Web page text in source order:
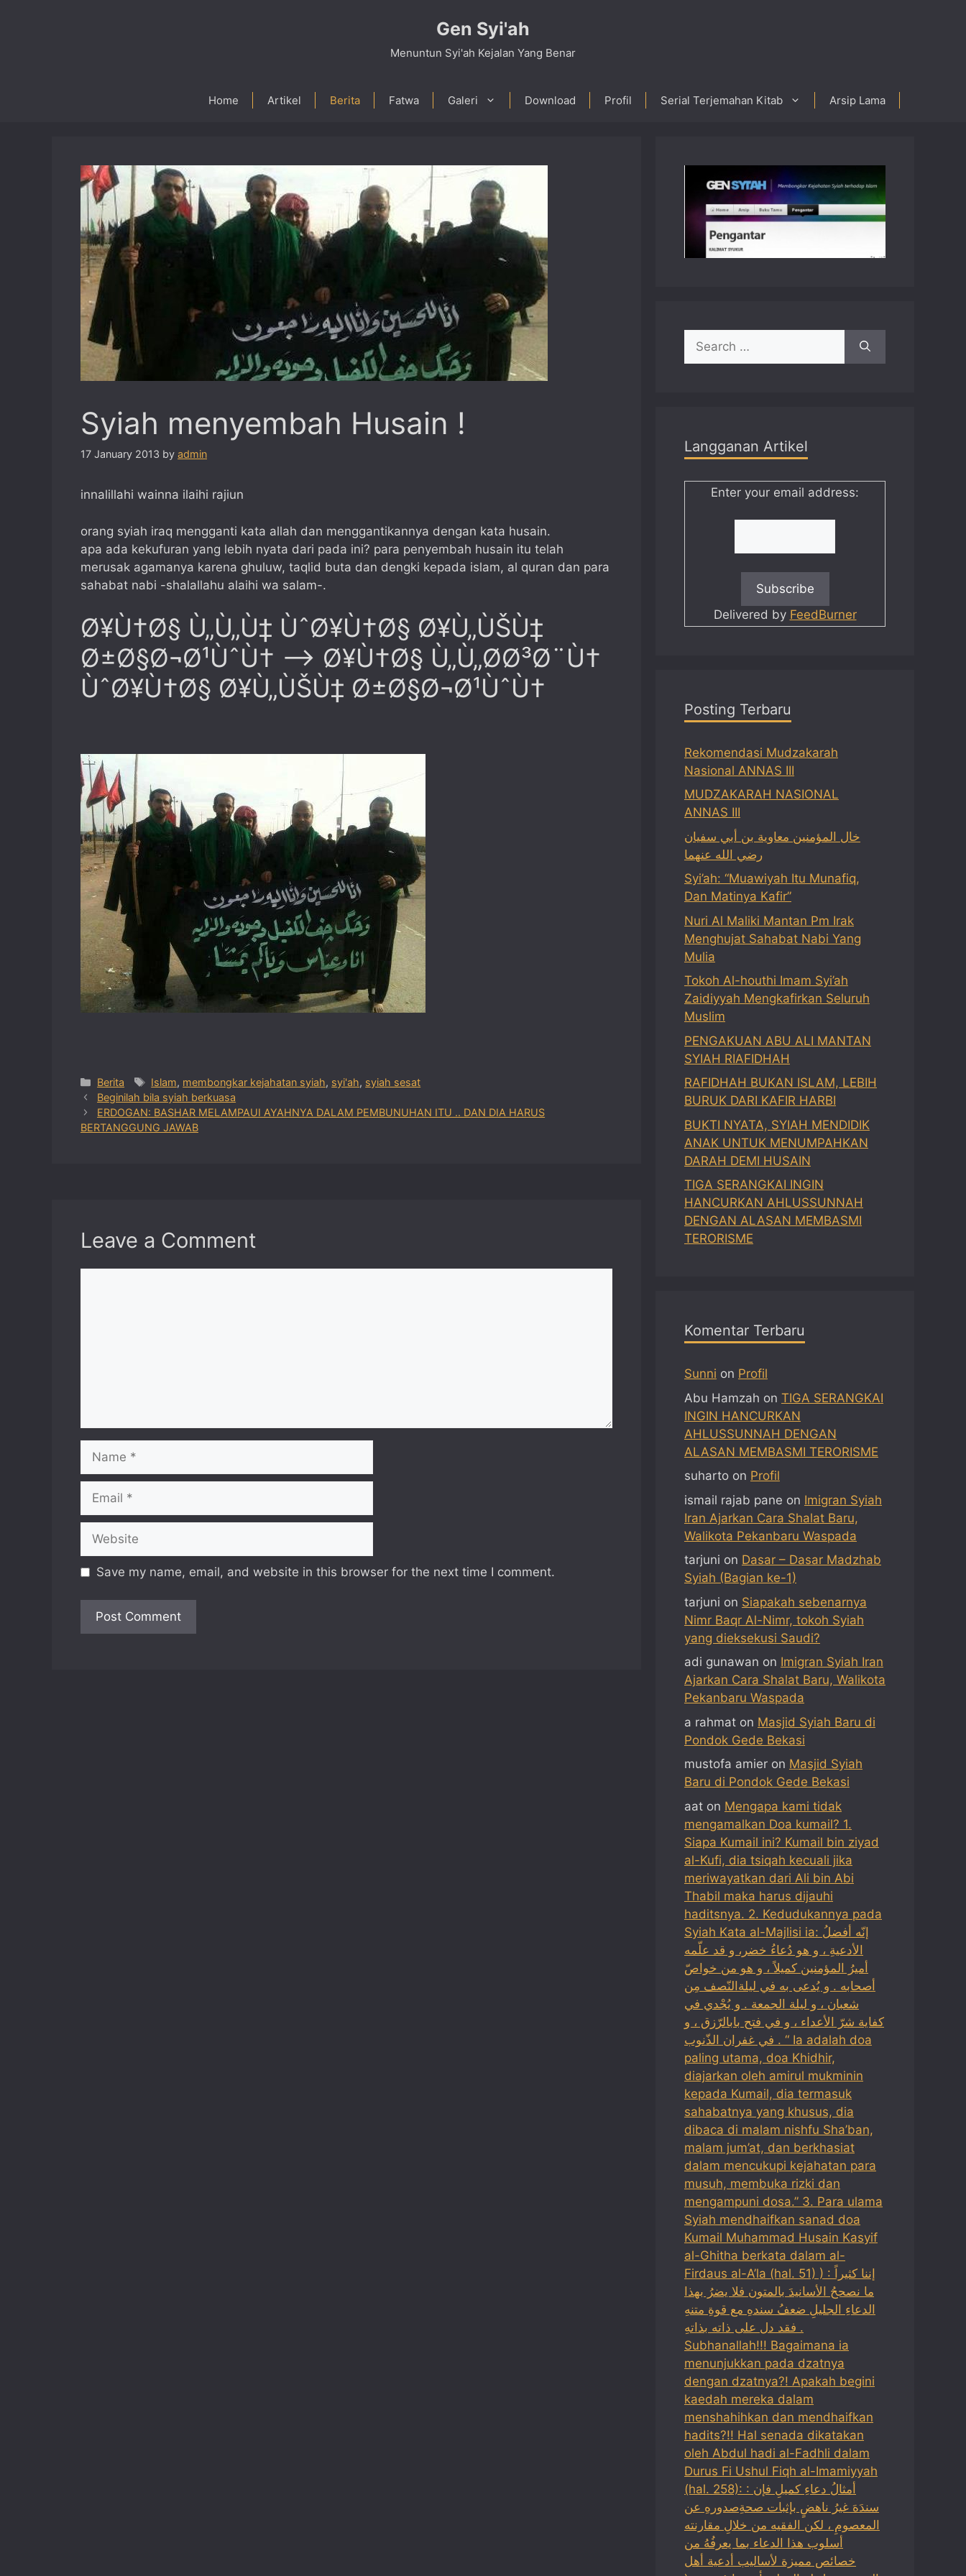
Gen Syi'ah
Menuntun Syi'ah Kejalan Yang Benar
Home Artikel Berita Fatwa Galeri Download Profil Serial Terjemahan Kitab Arsip Lama
Syiah menyembah Husain !
17 January 2013 by admin
innalillahi wainna ilaihi rajiun
orang syiah iraq mengganti kata allah dan menggantikannya dengan kata husain.
apa ada kekufuran yang lebih nyata dari pada ini? para penyembah husain itu telah
merusak agamanya karena ghuluw, taqlid buta dan dengki kepada islam, al quran dan para
sahabat nabi -shalallahu alaihi wa salam-.
Ø¥Ù†Ø§ Ù„Ù„Ù‡ ÙˆØ¥Ù†Ø§ Ø¥Ù„ÙŠÙ‡
Ø±Ø§Ø¬Ø¹ÙˆÙ† —> Ø¥Ù†Ø§ Ù„Ù„Ø­Ø³Ø¨Ù†
ÙˆØ¥Ù†Ø§ Ø¥Ù„ÙŠÙ‡ Ø±Ø§Ø¬Ø¹ÙˆÙ†
Categories
Berita Tags
Islam, membongkar kejahatan syiah, syi'ah, syiah sesat
Beginilah bila syiah berkuasa
ERDOGAN: BASHAR MELAMPAUI AYAHNYA DALAM PEMBUNUHAN ITU .. DAN DIA HARUS
BERTANGGUNG JAWAB
Leave a Comment
Name
Email
Website
Save my name, email, and website in this browser for the next time I comment.
for:
Langganan Artikel
Enter your email address:
Delivered by FeedBurner
Posting Terbaru
Rekomendasi Mudzakarah
Nasional ANNAS III
MUDZAKARAH NASIONAL
ANNAS III
خال المؤمنين معاوية بن أبي سفيان
رضي الله عنهما
Syi’ah: “Muawiyah Itu Munafiq,
Dan Matinya Kafir”
Nuri Al Maliki Mantan Pm Irak
Menghujat Sahabat Nabi Yang
Mulia
Tokoh Al-houthi Imam Syi’ah
Zaidiyyah Mengkafirkan Seluruh
Muslim
PENGAKUAN ABU ALI MANTAN
SYIAH RIAFIDHAH
RAFIDHAH BUKAN ISLAM, LEBIH
BURUK DARI KAFIR HARBI
BUKTI NYATA, SYIAH MENDIDIK
ANAK UNTUK MENUMPAHKAN
DARAH DEMI HUSAIN
TIGA SERANGKAI INGIN
HANCURKAN AHLUSSUNNAH
DENGAN ALASAN MEMBASMI
TERORISME
Komentar Terbaru
Sunni on Profil
Abu Hamzah on TIGA SERANGKAI
INGIN HANCURKAN
AHLUSSUNNAH DENGAN
ALASAN MEMBASMI TERORISME
suharto on Profil
ismail rajab pane on Imigran Syiah
Iran Ajarkan Cara Shalat Baru,
Walikota Pekanbaru Waspada
tarjuni on Dasar – Dasar Madzhab
Syiah (Bagian ke-1)
tarjuni on Siapakah sebenarnya
Nimr Baqr Al-Nimr, tokoh Syiah
yang dieksekusi Saudi?
adi gunawan on Imigran Syiah Iran
Ajarkan Cara Shalat Baru, Walikota
Pekanbaru Waspada
a rahmat on Masjid Syiah Baru di
Pondok Gede Bekasi
mustofa amier on Masjid Syiah
Baru di Pondok Gede Bekasi
aat on Mengapa kami tidak
mengamalkan Doa kumail? 1.
Siapa Kumail ini? Kumail bin ziyad
al-Kufi, dia tsiqah kecuali jika
meriwayatkan dari Ali bin Abi
Thabil maka harus dijauhi
haditsnya. 2. Kedudukannya pada
Syiah Kata al-Majlisi ia: إنّه أفضلُ
الأدعيةِ ، و هو دُعاءُ خضر، و قد علّمه
أميرُ المؤمنين كميلاً ، و هو من خواصّ
أصحابه . و يُدعى به في ليلةالنّصف مِن
شعبان ، و ليلة الجمعة . و يُجْدي في
كفاية شرّ الأعداء ، و في فتح بابالرّزق ، و
في غفران الذّنوب . “ Ia adalah doa
paling utama, doa Khidhir,
diajarkan oleh amirul mukminin
kepada Kumail, dia termasuk
sahabatnya yang khusus, dia
dibaca di malam nishfu Sha’ban,
malam jum’at, dan berkhasiat
dalam mencukupi kejahatan para
musuh, membuka rizki dan
mengampuni dosa.” 3. Para ulama
Syiah mendhaifkan sanad doa
Kumail Muhammad Husain Kasyif
al-Ghitha berkata dalam al-
Firdaus al-A’la (hal. 51) ) : إننا كثيراً
ما نصححُ الأسانيدَ بالمتون فلا يضرُ بهذا
الدعاءِ الجليلِ ضعفُ سندهِ مع قوةِ متنهِ
فقد دل على ذاته بذاتهِ .
Subhanallah!!! Bagaimana ia
menunjukkan pada dzatnya
dengan dzatnya?! Apakah begini
kaedah mereka dalam
menshahihkan dan mendhaifkan
hadits?!! Hal senada dikatakan
oleh Abdul hadi al-Fadhli dalam
Durus Fi Ushul Fiqh al-Imamiyyah
(hal. 258): : أمثالُ دعاءِ كميلِ فإن
سندَهَ غيرُ ناهضٍ بإثبات صحةِصدورهِ عن
المعصومِ ، لكن الفقيه من خلالِ مقارنته
أسلوب هذا الدعاء بما يعرفُهُ من
خصائص مميزة لأساليب أدعية أهل